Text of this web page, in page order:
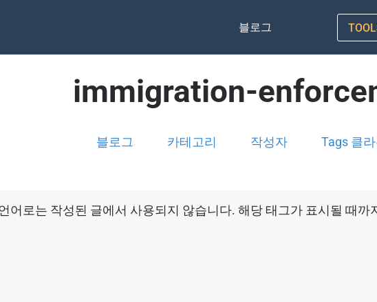
블로그
immigration-
블로그 카테고리 작성자 Tags 클